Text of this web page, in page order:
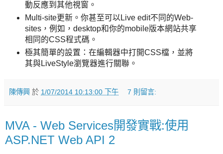
動反應到其他視窗。
Multi-site更新。你甚至可以Live edit不同的Web-
sites，例如，desktop和你的mobile版本網站共享
相同的CSS程式碼。
極其簡單的設置：在編輯器中打開CSS檔，並將
其與LiveStyle瀏覽器進行關聯。
陳傳興 於 1/07/2014 10:13:00 下午 7 則留言:
MVA - Web Services開發實戰:使用
ASP.NET Web API 2